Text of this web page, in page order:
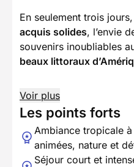
En seulement trois
acquis solides, l’envie
souvenirs inoubliables
beaux littoraux
Voir plus
Les points forts
Ambiance tropicale
animées, nature et
Séjour court et